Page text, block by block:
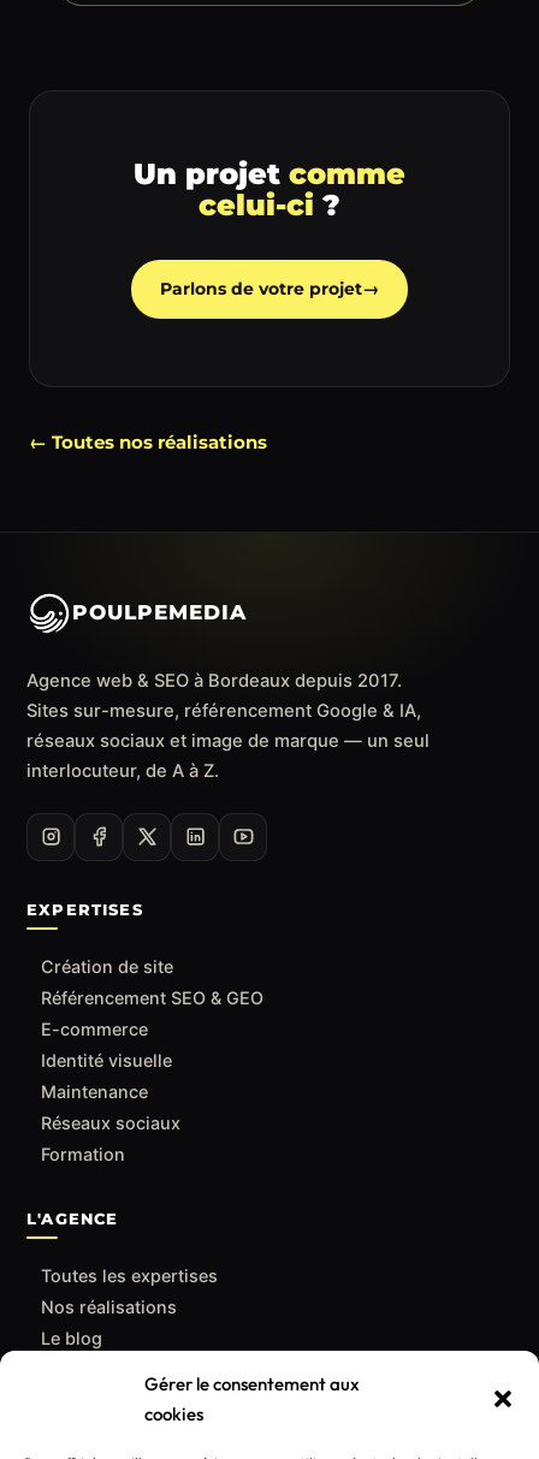
Gérer le consentement aux
cookies
Un projet comme
celui-ci ?
Parlons de votre projet→
← Toutes nos réalisations
POULPEMEDIA
Agence web & SEO à Bordeaux depuis 2017.
Sites sur-mesure, référencement Google & IA,
réseaux sociaux et image de marque — un seul
interlocuteur, de A à Z.
EXPERTISES
Création de site
Référencement SEO & GEO
E-commerce
Identité visuelle
Maintenance
Réseaux sociaux
Formation
L'AGENCE
Toutes les expertises
Nos réalisations
Le blog